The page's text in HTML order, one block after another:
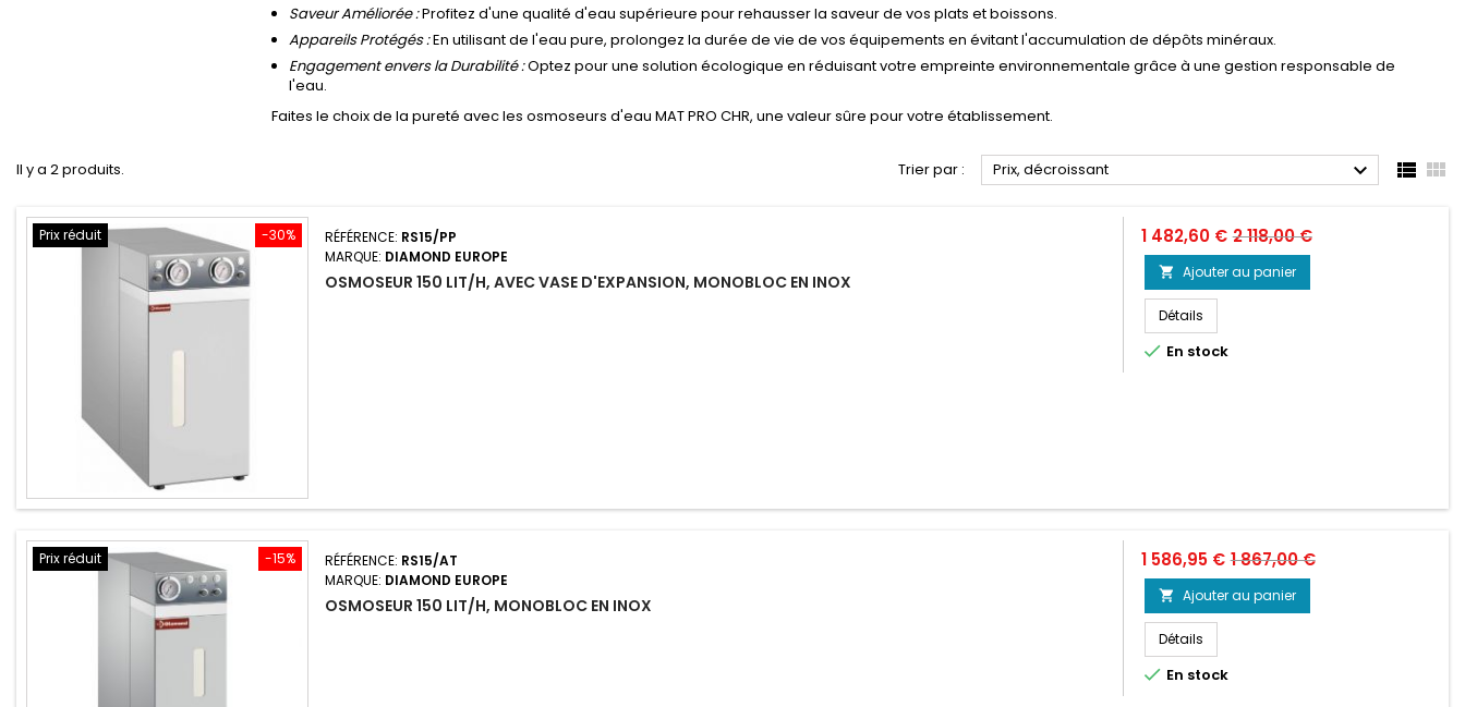
Saveur Améliorée :Profitez d'une qualité d'eau supérieure pour rehausser la saveur de vos plats et boissons.
Appareils Protégés :En utilisant de l'eau pure, prolongez la durée de vie de vos équipements en évitant l'accumulation de dépôts minéraux.
Engagement envers la Durabilité :Optez pour une solution écologique en réduisant votre empreinte environnementale grâce à une gestion responsable de
l'eau.
Faites le choix de la pureté avec les osmoseurs d'eau MAT PRO CHR, une valeur sûre pour votre établissement.
Il y a 2 produits. Trier par : Prix, décroissant   
-30%
Prix réduit RÉFÉRENCE: RS15/PP
MARQUE: DIAMOND EUROPE
OSMOSEUR 150 LIT/H, AVEC VASE D'EXPANSION, MONOBLOC EN INOX
Prix
1 482,60 € Prix
base
2 118,00 €
 Ajouter au panier
Détails
 En stock
-15%
Prix réduit RÉFÉRENCE: RS15/AT
MARQUE: DIAMOND EUROPE
OSMOSEUR 150 LIT/H, MONOBLOC EN INOX
Prix
1 586,95 € Prix
base
1 867,00 €
 Ajouter au panier
Détails
 En stock